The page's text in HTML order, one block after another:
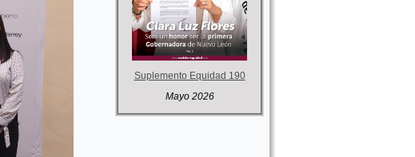
Suplemento Equidad 190
Mayo 2026